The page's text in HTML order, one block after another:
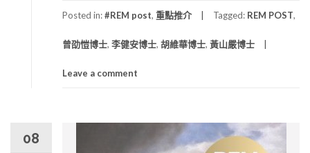
Posted in:#REM post, 重點推介 Tagged: REM POST,
曾劭愷博士, 李健安博士, 胡維華博士, 黃山嚴博士
Leave a comment
08